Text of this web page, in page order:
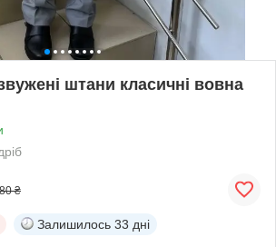
штани класичні вовна
₴
Залишилось 33 дні